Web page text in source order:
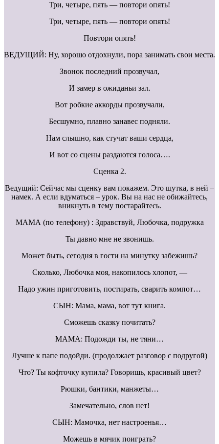
Три, четыре, пять — повтори опять!
Три, четыре, пять — повтори опять!
Повтори опять!
ВЕДУЩИЙ: Ну, хорошо отдохнули, пора занимать свои места.
Звонок последний прозвучал,
И замер в ожиданьи зал.
Вот робкие аккорды прозвучали,
Бесшумно, плавно занавес подняли.
Нам слышно, как стучат ваши сердца,
И вот со сцены раздаются голоса….
Сценка 2.
Ведущий: Сейчас мы сценку вам покажем. Это шутка, в ней –
намек. А если вдуматься – урок. Вы на нас не обижайтесь,
вникнуть в тему постарайтесь.
МАМА (по телефону) : Здравствуй, Любочка, подружка
Ты давно мне не звонишь.
Может быть, сегодня в гости на минутку забежишь?
Сколько, Любочка моя, накопилось хлопот, —
Надо ужин приготовить, постирать, сварить компот…
СЫН: Мама, мама, вот тут книга.
Сможешь сказку почитать?
МАМА: Подожди ты, не тяни…
Лучше к папе подойди. (продолжает разговор с подругой)
Что? Ты кофточку купила? Говоришь, красивый цвет?
Рюшки, бантики, манжеты…
Замечательно, слов нет!
СЫН: Мамочка, нет настроенья…
Можешь в мячик поиграть?